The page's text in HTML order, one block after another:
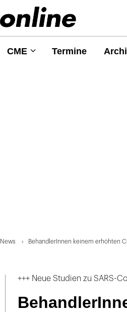
CME Termine
News BehandlerInnen keinem erhöhten
+++ Neue Studien zu SARS-